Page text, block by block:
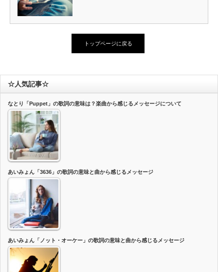
トップページに戻る
☆人気記事☆
なとり「Puppet」の歌詞の意味は？楽曲から感じるメッセージについて
あいみょん「3636」の歌詞の意味と曲から感じるメッセージ
あいみょん「ノット・オーケー」の歌詞の意味と曲から感じるメッセージ